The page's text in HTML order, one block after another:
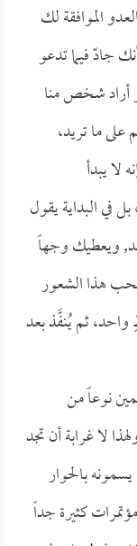
الموافقة لك
جادّ فيما تدعو
أراد شخص منا
ما تريد،
لا يبدأ
في البداية يقول
ويعطيك وجهاً
هذا الشعور
ثم يُنفَّذ بعد
نوعاً من
لا غرابة أن تجد
بالحوار
كثيرة جداً